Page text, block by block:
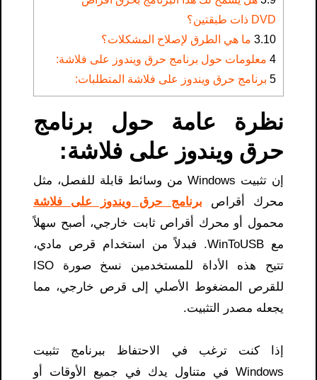
DVD ذات طبقتين؟
3.10 ما هي الطرق لإصلاح المشكلات؟
4 معلومات حول برنامج حرق ويندوز على فلاشة:
5 برنامج حرق ويندوز على فلاشة المتطلبات:
نظرة عامة حول برنامج
حرق ويندوز على فلاشة:
محرك أقراص برنامج حرق ويندوز على فلاشة
محمول أو محرك أقراص ثابت خارجي، أصبح سهلاً
مع WinToUSB. فبدلاً من استخدام قرص مادي،
تتيح هذه الأداة للمستخدمين نسخ صورة ISO
للقرص المضغوط الأصلي إلى قرص خارجي، مما
يجعله مصدر التثبيت.
إذا كنت ترغب في الاحتفاظ ببرنامج تثبيت
Windows في متناول يدك في جميع الأوقات أو